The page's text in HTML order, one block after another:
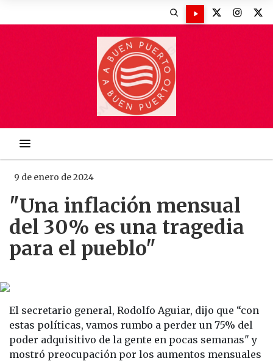
9 de enero de 2024
"Una inflación mensual
del 30% es una tragedia
para el pueblo"
El secretario general, Rodolfo Aguiar, dijo que “con
estas políticas, vamos rumbo a perder un 75% del
poder adquisitivo de la gente en pocas semanas" y
mostró preocupación por los aumentos mensuales